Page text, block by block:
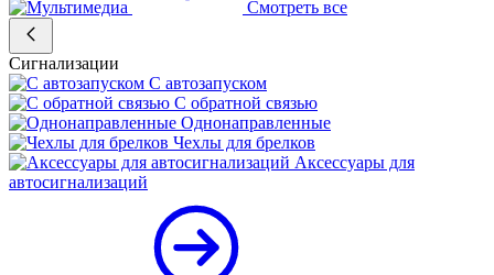
Смотреть все
Сигнализации
С автозапуском
С обратной связью
Однонаправленные
Чехлы для брелков
Аксессуары для
автосигнализаций